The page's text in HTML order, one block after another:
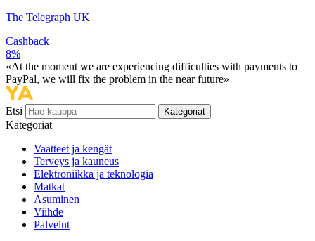
The Telegraph UK
Cashback
8%
«At the moment we are experiencing difficulties with payments to
PayPal, we will fix the problem in the near future»
Etsi Kategoriat
Kategoriat
Vaatteet ja kengät
Terveys ja kauneus
Elektroniikka ja teknologia
Matkat
Asuminen
Viihde
Palvelut